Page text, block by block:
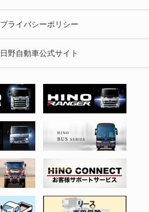
プライバシーポリシー
日野自動車公式サイト